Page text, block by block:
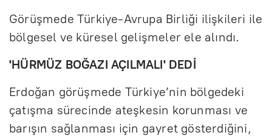
Görüşmede Türkiye-Avrupa Birliği ilişkileri ile
bölgesel ve küresel gelişmeler ele alındı.
'HÜRMÜZ BOĞAZI AÇILMALI' DEDİ
Erdoğan görüşmede Türkiye’nin bölgedeki
çatışma sürecinde ateşkesin korunması ve
barışın sağlanması için gayret gösterdiğini,